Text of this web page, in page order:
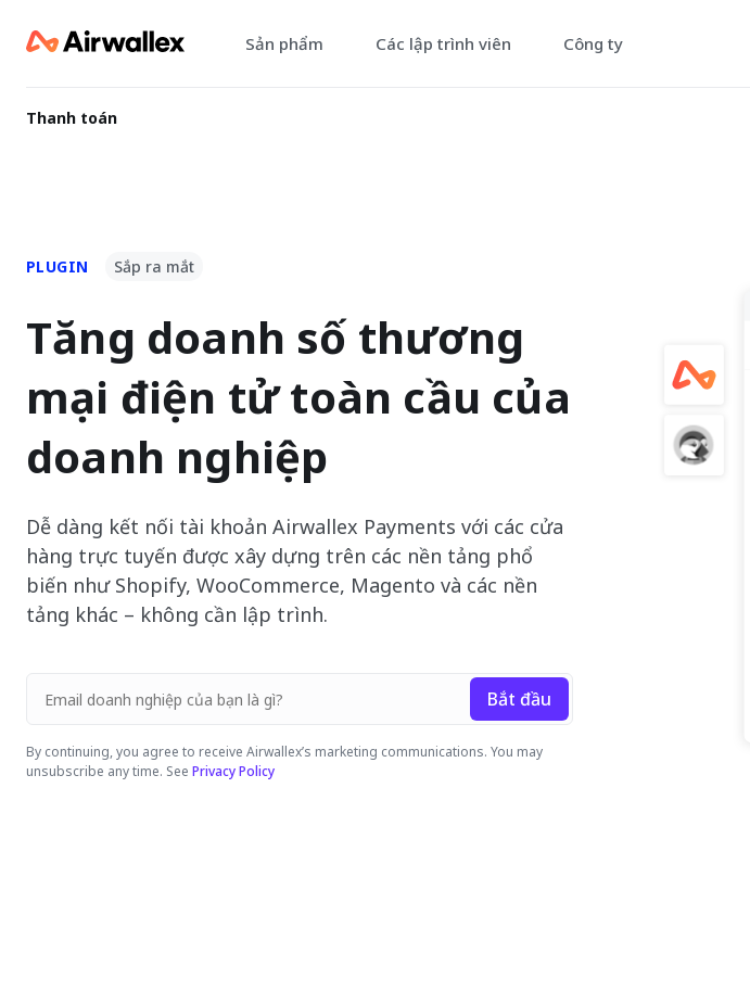
Sản phẩm Các lập trình viên Công ty
Thanh toán
PLUGIN Sắp ra mắt
Tăng doanh số thương
mại điện tử toàn cầu của
doanh nghiệp
Dễ dàng kết nối tài khoản Airwallex Payments với các cửa
hàng trực tuyến được xây dựng trên các nền tảng phổ
biến như Shopify, WooCommerce, Magento và các nền
tảng khác – không cần lập trình.
Bắt đầu
By continuing, you agree to receive Airwallex’s marketing communications. You may
unsubscribe any time. See Privacy Policy